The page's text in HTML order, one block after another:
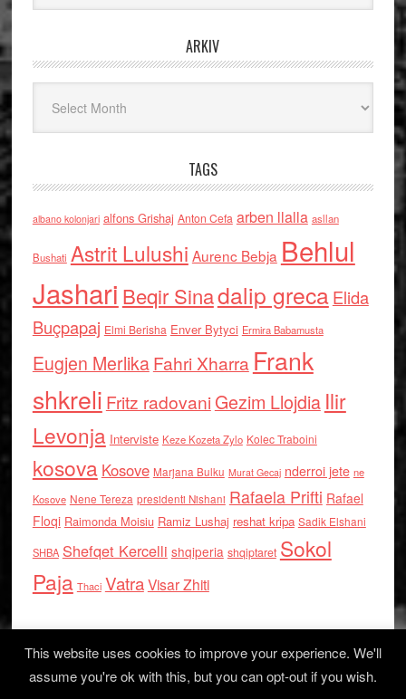
ARKIV
TAGS
albano kolonjari alfons Grishaj Anton Cefa arben llalla asllan
Bushati Astrit Lulushi Aurenc Bebja Behlul
Jashari Beqir Sinadalip grecaElida
Buçpapaj Elmi Berisha Enver Bytyci Ermira Babamusta
Eugjen MerlikaFahri Xharra Frank
shkreli Fritz radovaniGezim Llojdia Ilir
Levonja Interviste Keze Kozeta Zylo Kolec Traboini
kosova Kosove Marjana Bulku Murat Gecaj nderroi jete ne
Kosove Nene Tereza presidenti Nishani Rafaela Prifti Rafael
Floqi Raimonda Moisiu Ramiz Lushaj reshat kripa Sadik Elshani
SHBA Shefqet Kercelli shqiperia shqiptaret Sokol
Paja Thaci VatraVisar Zhiti
This website uses cookies to improve your experience. We'll
assume you're ok with this, but you can opt-out if you wish.